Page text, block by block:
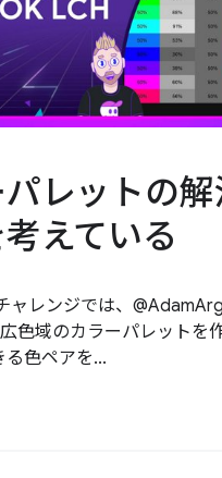
レットの
えている
ャレンジでは、
色域のカラーパレットを作
る色ペアを...